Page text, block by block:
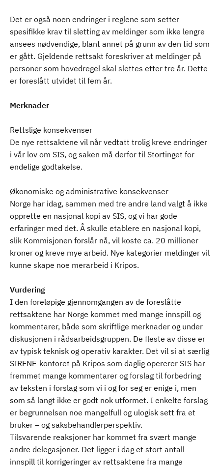
Det er også noen endringer i reglene som setter
spesifikke krav til sletting av meldinger som ikke lengre
ansees nødvendige, blant annet på grunn av den tid som
er gått. Gjeldende rettsakt foreskriver at meldinger på
personer som hovedregel skal slettes etter tre år. Dette
er foreslått utvidet til fem år.
Merknader
Rettslige konsekvenser
De nye rettsaktene vil når vedtatt trolig kreve endringer
i vår lov om SIS, og saken må derfor til Stortinget for
endelige godtakelse.
Økonomiske og administrative konsekvenser
Norge har idag, sammen med tre andre land valgt å ikke
opprette en nasjonal kopi av SIS, og vi har gode
erfaringer med det. Å skulle etablere en nasjonal kopi,
slik Kommisjonen forslår nå, vil koste ca. 20 millioner
kroner og kreve mye arbeid. Nye kategorier meldinger vil
kunne skape noe merarbeid i Kripos.
Vurdering
I den foreløpige gjennomgangen av de foreslåtte
rettsaktene har Norge kommet med mange innspill og
kommentarer, både som skriftlige merknader og under
diskusjonen i rådsarbeidsgruppen. De fleste av disse er
av typisk teknisk og operativ karakter. Det vil si at særlig
SIRENE-kontoret på Kripos som daglig opererer SIS har
fremmet mange kommentarer og forslag til forbedring
av teksten i forslag som vi i og for seg er enige i, men
som så langt ikke er godt nok utformet. I enkelte forslag
er begrunnelsen noe mangelfull og ulogisk sett fra et
bruker – og saksbehandlerperspektiv.
Tilsvarende reaksjoner har kommet fra svært mange
andre delegasjoner. Det ligger i dag et stort antall
innspill til korrigeringer av rettsaktene fra mange